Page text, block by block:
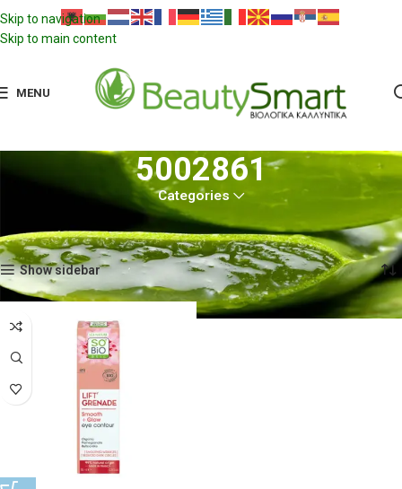
Skip to navigation
Skip to main content
MENU
5002861
Categories
Προϊόντα με ετικέτα “5002861”
Εμφάνιση του μοναδικού αποτελέσματος
Show sidebar